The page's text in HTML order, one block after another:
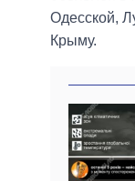
Одесской,
Крыму.